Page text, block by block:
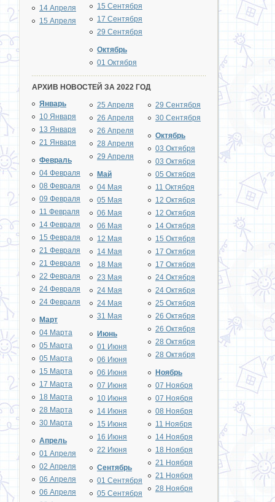
14 Апреля
15 Апреля
15 Сентября
17 Сентября
29 Сентября
Октябрь
01 Октября
АРХИВ НОВОСТЕЙ ЗА 2022 ГОД
Январь
10 Января
13 Января
21 Января
Февраль
04 Февраля
08 Февраля
09 Февраля
11 Февраля
14 Февраля
15 Февраля
21 Февраля
21 Февраля
22 Февраля
24 Февраля
24 Февраля
Март
04 Марта
05 Марта
05 Марта
15 Марта
17 Марта
18 Марта
28 Марта
30 Марта
Апрель
01 Апреля
02 Апреля
06 Апреля
06 Апреля
25 Апреля
26 Апреля
26 Апреля
28 Апреля
29 Апреля
Май
04 Мая
05 Мая
06 Мая
06 Мая
12 Мая
14 Мая
18 Мая
23 Мая
24 Мая
24 Мая
31 Мая
Июнь
01 Июня
06 Июня
06 Июня
07 Июня
10 Июня
14 Июня
15 Июня
16 Июня
22 Июня
Сентябрь
01 Сентября
05 Сентября
29 Сентября
30 Сентября
Октябрь
03 Октября
03 Октября
05 Октября
11 Октября
12 Октября
12 Октября
14 Октября
15 Октября
17 Октября
17 Октября
24 Октября
24 Октября
25 Октября
26 Октября
26 Октября
28 Октября
28 Октября
Ноябрь
07 Ноября
07 Ноября
08 Ноября
11 Ноября
14 Ноября
18 Ноября
21 Ноября
21 Ноября
28 Ноября